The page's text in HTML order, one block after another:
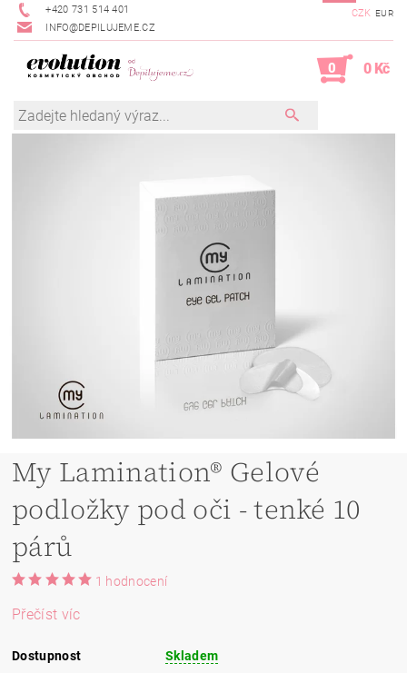
+420 731 514 401
INFO@DEPILUJEME.CZ
CZK EUR
0 0 Kč
My Lamination® Gelové
podložky pod oči - tenké 10
párů
1 hodnocení
Přečíst víc
Dostupnost Skladem